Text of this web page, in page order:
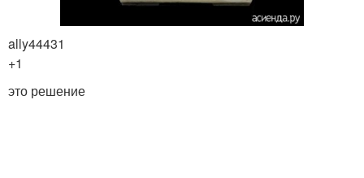
ally44431
+1
это решение